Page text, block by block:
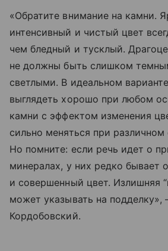
«Обратите внимание на камни.
интенсивный и чистый цвет
чем бледный и тусклый.
не должны быть слишком
светлыми. В идеальном
выглядеть хорошо при любом
камни с эффектом изменения
сильно меняться при
Но помните: если речь идет о
минералах, у них редко бывает
и совершенный цвет. Излишняя
может указывать на подделку»,
Кордобовский.